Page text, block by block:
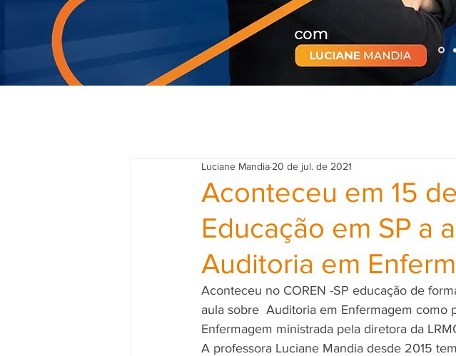
Aconteceu em 15
Educação em SP a
Auditoria em
Luciane Mandia 20 de jul. de 2021
Aconteceu no COREN -SP educação de
aula sobre  Auditoria em Enfermagem como
Enfermagem ministrada pela diretora da
A professora Luciane Mandia desde 2015